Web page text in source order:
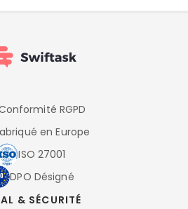
RGPD
en Europe
ISO 27001
DPO Désigné
& SÉCURITÉ